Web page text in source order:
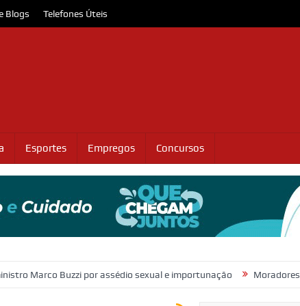
Blogs Telefones Úteis
Esportes Empregos Concursos
Buzzi por assédio sexual e importunação Moradores protestam e